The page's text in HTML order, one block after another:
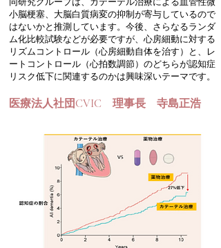
小脳梗塞、大脳白質病変の抑制が寄与しているので
はないかと推測しています。今後、さらなるランダ
ム化比較試験などが必要ですが、心房細動に対する
リズムコントロール（心房細動自体を治す）と、レ
ートコントロール（心拍数調節）のどちらが認知症
リスク低下に関連するのかは興味深いテーマです。
​医療法人社団CVIC 理事長 寺島正浩